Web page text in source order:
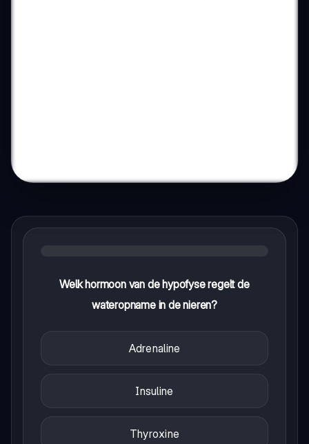
Welk hormoon van de hypofyse regelt de
wateropname in de nieren?
Adrenaline
Insuline
Thyroxine